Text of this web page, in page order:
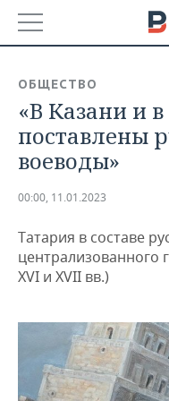
БАШКОРТОСТАН
ТАТАРСТАН
НОВОСТИ
АНАЛИТИКА
ДЕКЛАРАЦИИ О
КОРОЛИ
КОМУ
ТОРГОВЫЕ ЦЕНТРЫ
ТАТАРСТАНА
НОВОСТИ
ФИНАНСЫ
БЮДЖЕТ
ИНВЕСТИЦИИ
ПРОМЫШЛЕННОСТЬ
НОВОСТИ
ПРОМЫШЛЕННОСТИ
АГРОПРОМ
МАШИНОСТРОЕНИЕ
НЕДВИЖИМОСТЬ
НОВОСТИ АВТО
БИЗНЕС
НОВОСТИ БИЗНЕСА
ТЕХНОЛОГИИ
ОБЩЕСТВО
«В Казани и
поставлены
воеводы»
00:00, 11.01.2023
Татария в составе
централизованного
XVI и XVII вв.)